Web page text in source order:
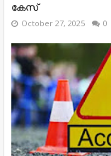
കേസ്
October 27, 2025 0